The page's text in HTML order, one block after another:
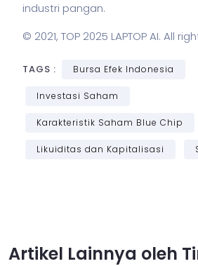
industri pangan.
© 2021, TOP 2025 LAPTOP AI. All
TAGS : Bursa Efek Indonesia
Investasi Saham
Karakteristik Saham Blue Chip
Likuiditas dan Kapitalisasi
Artikel Lainnya oleh